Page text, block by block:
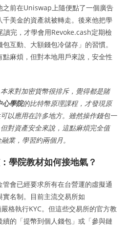
之前在Uniswap上隨便點了一個廣告
美金的資產就被轉走。後來他把學
讀完，才學會用Revoke.cash定期檢
互動、大額錢包冷儲存」的習慣。
麻煩，但對本地用戶來說，安全性
本來對加密貨幣很排斥，覺得都是賭
心學院的比特幣原理課程，才發現原
以應用在許多地方。雖然操作錢包一
對資產安全來說，這點麻煩完全值
業，學習約兩個月。
學院教材如何接地氣？
會已經要求所有在台營運的虛擬通
名制。目前主流交易所如
格執行KYC。但這些交易所的官方教
的「提幣到個人錢包」或「參與鏈